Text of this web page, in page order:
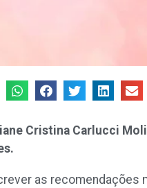
Cristina Carlucci
as recomendações